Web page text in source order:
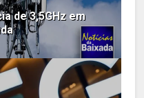
de 3,5GHz em